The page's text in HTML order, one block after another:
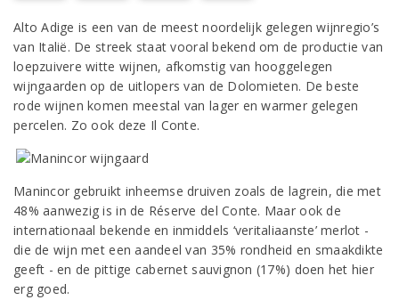
Alto Adige is een van de meest noordelijk gelegen wijnregio’s
van Italië. De streek staat vooral bekend om de productie van
loepzuivere witte wijnen, afkomstig van hooggelegen
wijngaarden op de uitlopers van de Dolomieten. De beste
rode wijnen komen meestal van lager en warmer gelegen
percelen. Zo ook deze Il Conte.
Manincor gebruikt inheemse druiven zoals de lagrein, die met
48% aanwezig is in de Réserve del Conte. Maar ook de
internationaal bekende en inmiddels ‘veritaliaanste’ merlot -
die de wijn met een aandeel van 35% rondheid en smaakdikte
geeft - en de pittige cabernet sauvignon (17%) doen het hier
erg goed.